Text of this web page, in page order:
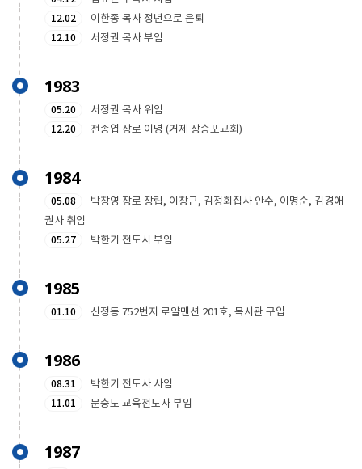
12.02 이한종 목사 정년으로 은퇴
12.10 서정권 목사 부임
1983
05.20 서정권 목사 위임
12.20 전종엽 장로 이명 (거제 장승포교회)
1984
05.08
박창영 장로 장립, 이창근, 김정회집사 안수, 이명순, 김경애
권사 취임
05.27 박한기 전도사 부임
1985
01.10 신정동 752번지 로얄맨션 201호, 목사관 구입
1986
08.31 박한기 전도사 사임
11.01 문충도 교육전도사 부임
1987